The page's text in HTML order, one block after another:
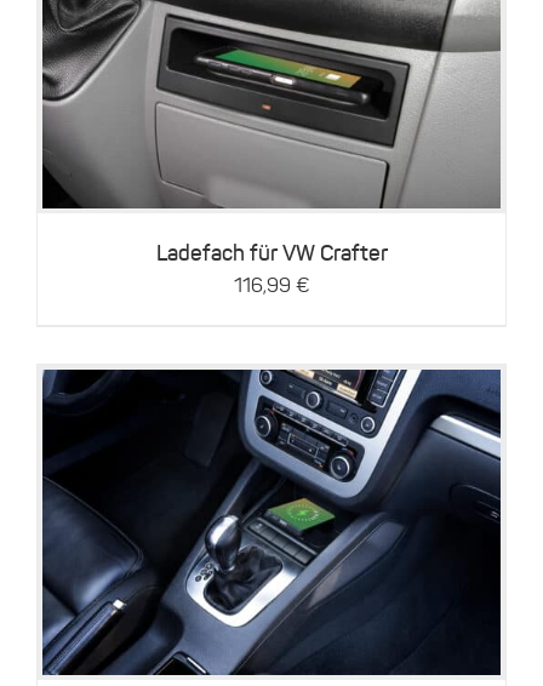
Details
Ladefach für VW Crafter
116,99 €
Details